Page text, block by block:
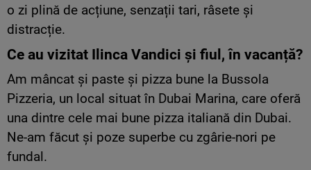
o zi plină de acțiune, senzații tari, râsete și
distracție.
Ce au vizitat Ilinca Vandici și fiul,în vacanță?
Am mâncat și paste și pizza bune la Bussola
Pizzeria, un local situat în Dubai Marina, care oferă
una dintre cele mai bune pizza italiană din Dubai.
Ne-am făcut și poze superbe cu zgârie-nori pe
fundal.